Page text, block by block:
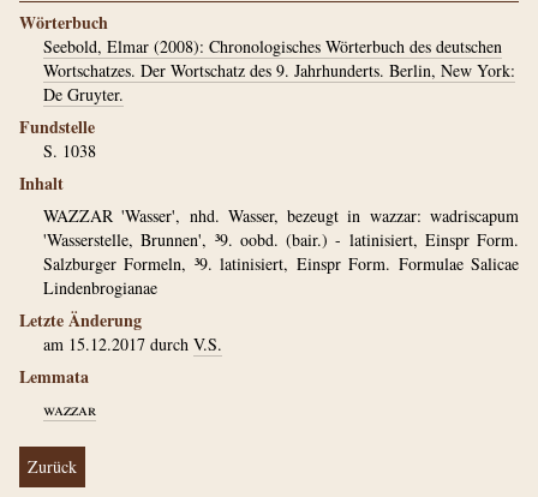
Wörterbuch
Seebold, Elmar (2008): Chronologisches Wörterbuch des deutschen
Wortschatzes. Der Wortschatz des 9. Jahrhunderts. Berlin, New York:
De Gruyter.
Fundstelle
S. 1038
Inhalt
WAZZAR 'Wasser', nhd. Wasser, bezeugt in wazzar: wadriscapum
'Wasserstelle, Brunnen', ³9. oobd. (bair.) - latinisiert, Einspr Form.
Salzburger Formeln, ³9. latinisiert, Einspr Form. Formulae Salicae
Lindenbrogianae
Letzte Änderung
am 15.12.2017 durch V.S.
Lemmata
wazzar
Zurück